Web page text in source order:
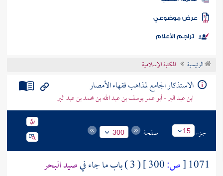
الكتب
موضوعي
تراجم الأعلام
الرئيسية المكتبة الإسلامية
الاستذكار الجامع لمذاهب فقهاء الأمصار
ابن عبد البر - أبو عمر يوسف بن عبد الله بن محمد بن عبد البر
جزء 15 صفحة 300
1071
[ص: ( 3 ) باب ما جاء في
صيد البحر